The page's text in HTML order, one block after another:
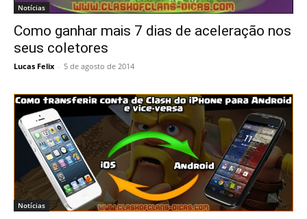
Notícias
Como ganhar mais 7 dias de aceleração nos
seus coletores
Lucas Felix - 5 de agosto de 2014
Notícias